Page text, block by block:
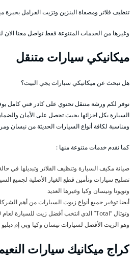
تنظيف فلاتر ومصفاة البنزين وتزيت الفرامل بخبرة
وغيرها من الخدمات المتنوعة فقط تواصل معنا الان
ميكانيكي سيارات متنقل
هل تبحث عن ميكانيكي سيارات يجي البيت؟
نوفر لكم ورشة متنقل تحتوي على كادر فني كامل
السيارة بكل اجزائها بحيث تحصل على الأمان
ومناسبة لكافة أنواع السيارات الحديثة من نيسان
كما نقدم خدمات متنوعة منها :
صيانة مكيف السيارة وتنظيف الفلاتر وتبديلها في
تصليح سيارات وتأمين قطع الغيار الأصلية لجميع
وتويوتا ونيسان وكيا وغيرها العديد
أيضا توفير جميع أنواع زيوت السيارات من أهم
وهو الزيت الأفضل لسيارات نيسان وكيا وبي إم دبليو
كراج ميكانيك سيارات